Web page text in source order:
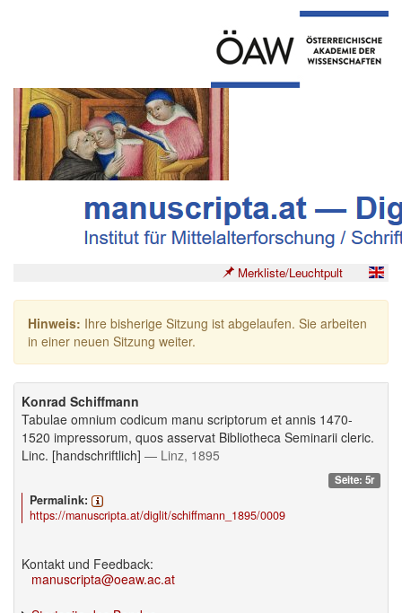
Merkliste/Leuchtpult
Hinweis: Ihre bisherige Sitzung ist abgelaufen. Sie arbeiten
in einer neuen Sitzung weiter.
Konrad Schiffmann
Tabulae omnium codicum manu scriptorum et annis 1470-
1520 impressorum, quos asservat Bibliotheca Seminarii cleric.
Linc. [handschriftlich] — Linz, 1895
Seite: 5r
Permalink:
https://manuscripta.at/diglit/schiffmann_1895/0009
Kontakt und Feedback:
manuscripta@oeaw.ac.at